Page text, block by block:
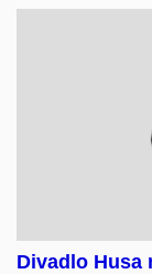
Divadlo Husa